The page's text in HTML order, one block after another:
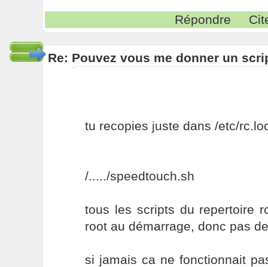
Répondre
Re: Pouvez vous me donner un
tu recopies juste dans /etc/
/...../speedtouch.sh
tous les scripts du repertoire
root au démarrage, donc pas
si jamais ca ne fonctionnait